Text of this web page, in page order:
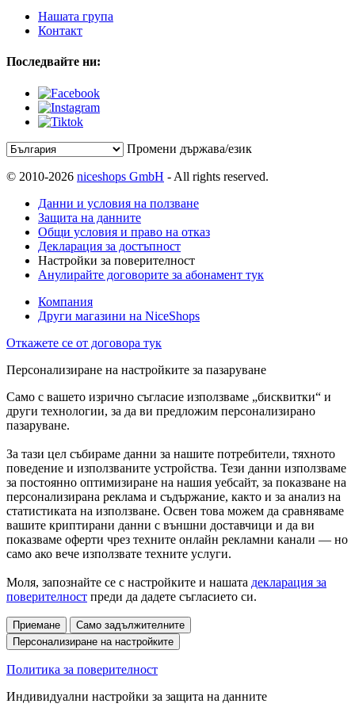
Нашата група
Контакт
Последвайте ни:
Промени държава/език
© 2010-2026 niceshops GmbH - All rights reserved.
Данни и условия на ползване
Защита на данните
Общи условия и право на отказ
Декларация за достъпност
Настройки за поверителност
Анулирайте договорите за абонамент тук
Компания
Други магазини на NiceShops
Откажете се от договора тук
Персонализиране на настройките за пазаруване
Само с вашето изрично съгласие използваме „бисквитки“ и
други технологии, за да ви предложим персонализирано
пазаруване.
За тази цел събираме данни за нашите потребители, тяхното
поведение и използваните устройства. Тези данни използваме
за постоянно оптимизиране на нашия уебсайт, за показване на
персонализирана реклама и съдържание, както и за анализ на
статистиката на използване. Освен това можем да сравняваме
вашите криптирани данни с външни доставчици и да ви
показваме оферти чрез техните онлайн рекламни канали — но
само ако вече използвате техните услуги.
Моля, запознайте се с настройките и нашата декларация за
поверителност преди да дадете съгласието си.
Приемане
Само задължителните
Персонализиране на настройките
Политика за поверителност
Индивидуални настройки за защита на данните